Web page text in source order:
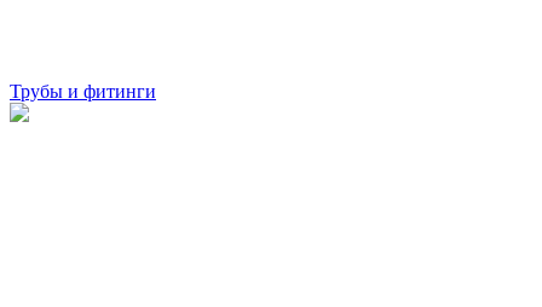
Трубы и фитинги